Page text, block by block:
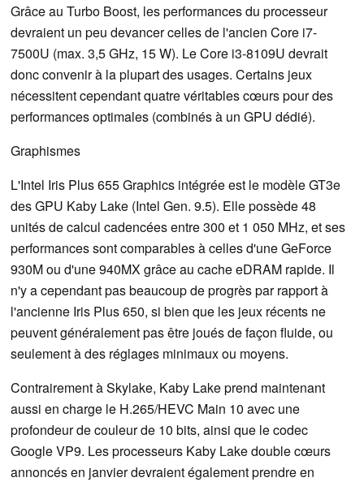
Grâce au Turbo Boost, les performances du processeur
devraient un peu devancer celles de l'ancien Core i7-
7500U (max. 3,5 GHz, 15 W). Le Core i3-8109U devrait
donc convenir à la plupart des usages. Certains jeux
nécessitent cependant quatre véritables cœurs pour des
performances optimales (combinés à un GPU dédié).
Graphismes
L'Intel Iris Plus 655 Graphics intégrée est le modèle GT3e
des GPU Kaby Lake (Intel Gen. 9.5). Elle possède 48
unités de calcul cadencées entre 300 et 1 050 MHz, et ses
performances sont comparables à celles d'une GeForce
930M ou d'une 940MX grâce au cache eDRAM rapide. Il
n'y a cependant pas beaucoup de progrès par rapport à
l'ancienne Iris Plus 650, si bien que les jeux récents ne
peuvent généralement pas être joués de façon fluide, ou
seulement à des réglages minimaux ou moyens.
Contrairement à Skylake, Kaby Lake prend maintenant
aussi en charge le H.265/HEVC Main 10 avec une
profondeur de couleur de 10 bits, ainsi que le codec
Google VP9. Les processeurs Kaby Lake double cœurs
annoncés en janvier devraient également prendre en